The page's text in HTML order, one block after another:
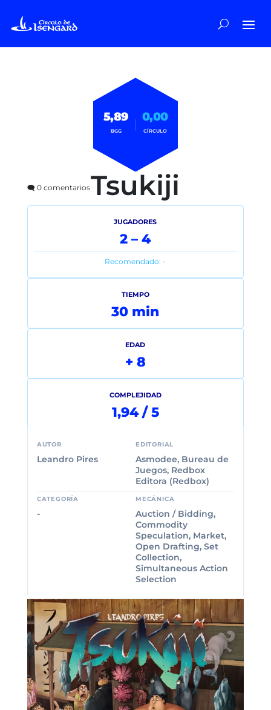
5,89
BGG |
0,00
CÍRCULO
Tsukiji
🗨️ 0 comentarios
JUGADORES
2 – 4
Recomendado: -
TIEMPO
30 min
EDAD
+ 8
COMPLEJIDAD
1,94 / 5
AUTOR
Leandro Pires
EDITORIAL
Asmodee, Bureau de
Juegos, Redbox
Editora (Redbox)
CATEGORÍA
-
MECÁNICA
Auction / Bidding,
Commodity
Speculation, Market,
Open Drafting, Set
Collection,
Simultaneous Action
Selection